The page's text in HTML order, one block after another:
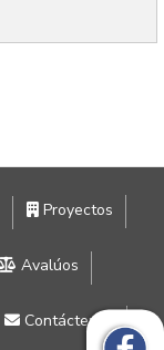
Proyectos
Avalúos
Contáctenos